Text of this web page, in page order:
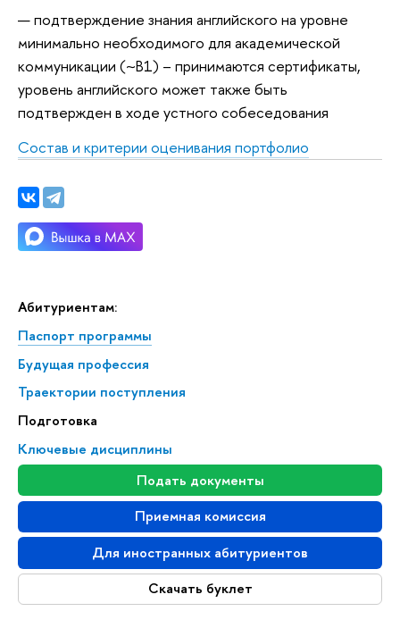
Абитуриентам:
Паспорт программы
Будущая профессия
Траектории поступления
Подготовка
Ключевые дисциплины
Подать документы
Приемная комиссия
Для иностранных абитуриентов
Скачать буклет
подтверждение знания английского на уровне
минимально необходимого для академической
коммуникации (~B1) – принимаются сертификаты,
уровень английского может также быть
подтвержден в ходе устного собеседования
Состав и критерии оценивания портфолио